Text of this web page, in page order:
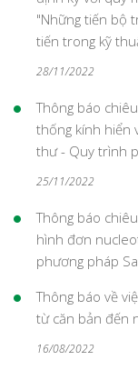
"Những tiến bộ
tiến trong kỹ
28/11/2022
Thông báo
thống kính hiển
thư - Quy trình
25/11/2022
Thông báo
hình đơn
phương pháp
Thông báo về
từ căn bản đến
16/08/2022